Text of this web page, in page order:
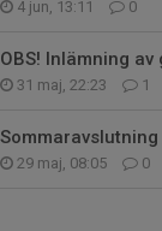
4 jun, 13:11 0
OBS! Inlämning
31 maj, 22:23 1
29 maj, 08:05 0